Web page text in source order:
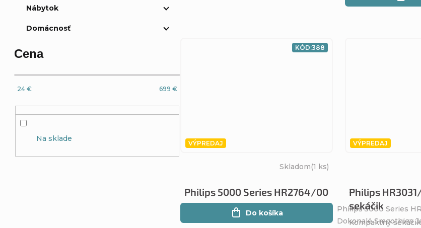
Nábytok
Domácnosť
Cena
24 € 699 €
Na sklade
oo
VÝPREDAJ
Philips 5000 Series HR2764/00
Skladom(1 ks)
Do košíka
Philips 5000 Series
Dokonalé Smoothies
KÓD:388
VÝPREDAJ
Philips
sekáčik
Kompaktný